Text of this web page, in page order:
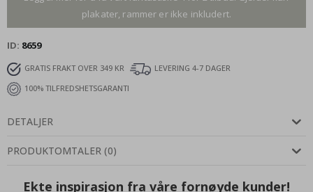
plakater, rammer er ikke inkludert.
ID 8659
GRATIS FRAKT OVER 349 KR
LEVERING 4-7 DAGER
100% TILFREDSHETSGARANTI
DETALJER
PRODUKTOMTALER (0)
Ekte inspirasjon fra våre fornøyde kunder!